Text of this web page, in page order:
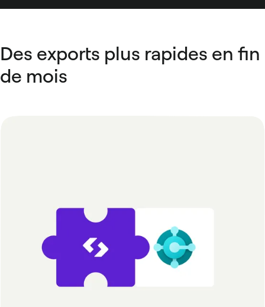
Des exports plus rapides en fin
de mois